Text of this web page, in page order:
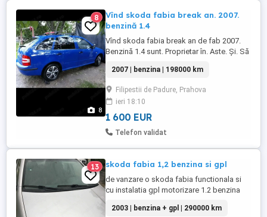
8
8
Vînd skoda fabia break an. 2007.
benzină 1.4
Vînd skoda fabia break an de fab 2007.
Benzină 1.4 sunt. Proprietar în. Aste. Și. Să
2007 | benzina | 198000 km
Filipestii de Padure, Prahova
ieri 18:10
1 600 EUR
Telefon validat
13 skoda fabia 1,2 benzina si gpl
de vanzare o skoda fabia functionala si
cu instalatia gpl motorizare 1.2 benzina
valabila doi ani consum mic masina este
2003 | benzina + gpl | 290000 km